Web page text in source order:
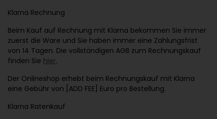
Klarna Rechnung
Beim Kauf auf Rechnung mit Klarna bekommen Sie immer
zuerst die Ware und Sie haben immer eine Zahlungsfrist
von 14 Tagen. Die vollständigen AGB zum Rechnungskauf
finden Sie hier.
Der Onlineshop erhebt beim Rechnungskauf mit Klarna
eine Gebühr von [ADD FEE] Euro pro Bestellung.
Klarna Ratenkauf